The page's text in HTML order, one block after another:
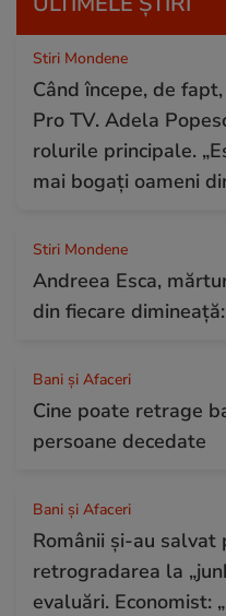
Stiri Mondene
Când începe, de
Pro TV. Adela
rolurile principale.
mai bogați oameni
Stiri Mondene
Andreea Esca,
din fiecare
Bani și Afaceri
Cine poate retrage
persoane decedate
Bani și Afaceri
Românii și-au
retrogradarea la
evaluări. Economist: